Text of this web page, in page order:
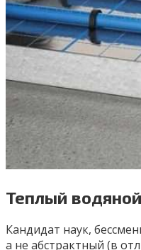
Теплый
Кандидат наук,
а не абстрактный (в